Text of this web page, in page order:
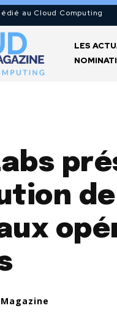
au Cloud Computing
LES